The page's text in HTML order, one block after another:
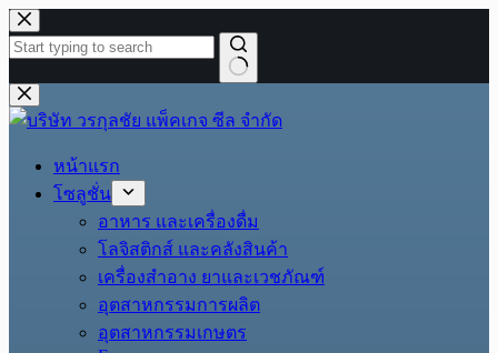
Skip
to
content
No
results
หน้าแรก
โซลูชั่น
อาหาร และเครื่องดื่ม
โลจิสติกส์ และคลังสินค้า
เครื่องสำอาง ยาและเวชภัณฑ์
อุตสาหกรรมการผลิต
อุตสาหกรรมเกษตร